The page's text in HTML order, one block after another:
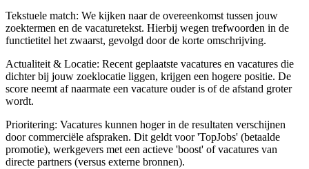
Tekstuele match: We kijken naar de overeenkomst tussen jouw
zoektermen en de vacaturetekst. Hierbij wegen trefwoorden in de
functietitel het zwaarst, gevolgd door de korte omschrijving.
Actualiteit & Locatie: Recent geplaatste vacatures en vacatures die
dichter bij jouw zoeklocatie liggen, krijgen een hogere positie. De
score neemt af naarmate een vacature ouder is of de afstand groter
wordt.
Prioritering: Vacatures kunnen hoger in de resultaten verschijnen
door commerciële afspraken. Dit geldt voor 'TopJobs' (betaalde
promotie), werkgevers met een actieve 'boost' of vacatures van
directe partners (versus externe bronnen).